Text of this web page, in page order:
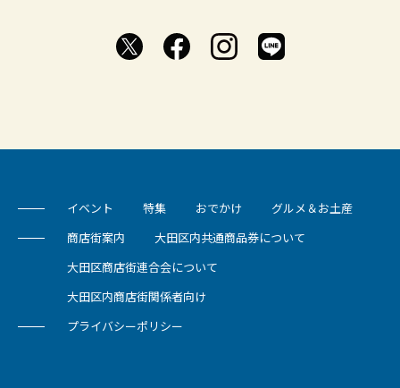
イベント 特集 おでかけ グルメ＆お土産
商店街案内 大田区内共通商品券について
大田区商店街連合会について
大田区内商店街関係者向け
プライバシーポリシー